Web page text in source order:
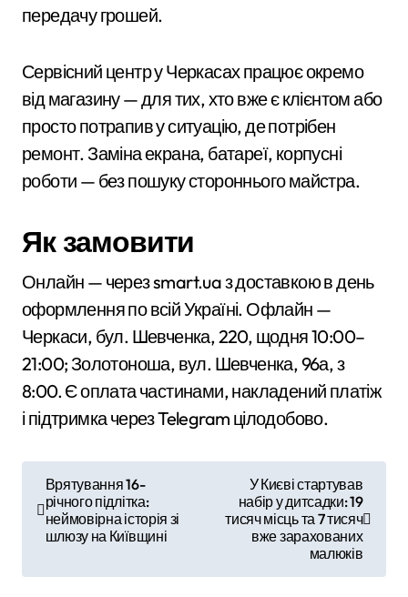
передачу грошей.
Сервісний центр у Черкасах працює окремо
від магазину — для тих, хто вже є клієнтом або
просто потрапив у ситуацію, де потрібен
ремонт. Заміна екрана, батареї, корпусні
роботи — без пошуку стороннього майстра.
Як замовити
Онлайн — через smart.ua з доставкою в день
оформлення по всій Україні. Офлайн —
Черкаси, бул. Шевченка, 220, щодня 10:00–
21:00; Золотоноша, вул. Шевченка, 96а, з
8:00. Є оплата частинами, накладений платіж
і підтримка через Telegram цілодобово.
Врятування 16-
річного підлітка:
неймовірна історія зі
шлюзу на Київщині
У Києві стартував
набір у дитсадки: 19
тисяч місць та 7 тисяч
вже зарахованих
малюків